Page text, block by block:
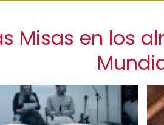
Misas en los